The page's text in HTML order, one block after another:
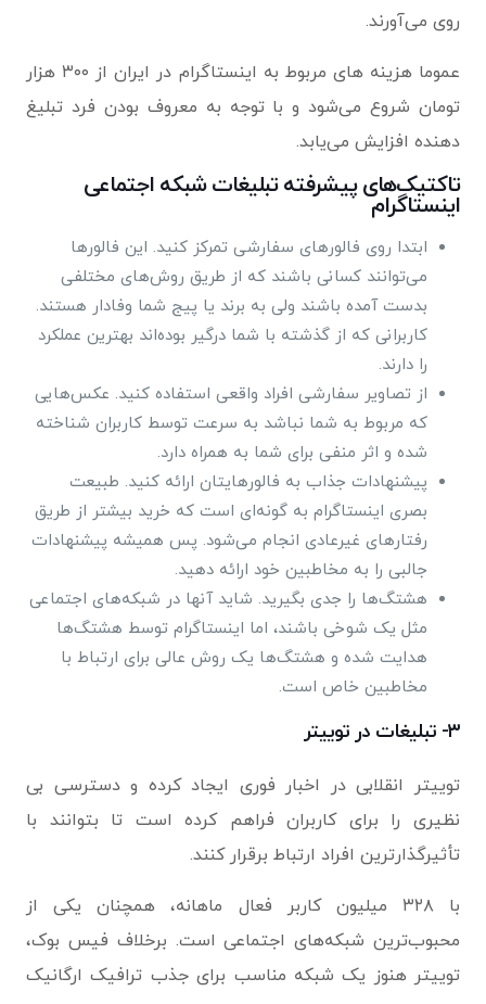
روی می‌آورند.
عموما هزینه های مربوط به اینستاگرام در ایران از ۳۰۰ هزار
تومان شروع می‌شود و با توجه به معروف بودن فرد تبلیغ
دهنده افزایش می‌یابد.
تاکتیک‌های پیشرفته تبلیغات شبکه اجتماعی
اینستاگرام
ابتدا روی فالورهای سفارشی تمرکز کنید. این فالورها
می‌توانند کسانی باشند که از طریق روش‌های مختلفی
بدست آمده باشند ولی به برند یا پیج شما وفادار هستند.
کاربرانی که از گذشته با شما درگیر بوده‌اند بهترین عملکرد
را دارند.
از تصاویر سفارشی افراد واقعی استفاده کنید. عکس‌هایی
که مربوط به شما نباشد به سرعت توسط کاربران شناخته
شده و اثر منفی برای شما به همراه دارد.
پیشنهادات جذاب به فالورهایتان ارائه کنید. طبیعت
بصری اینستاگرام به گونه‌ای است که خرید بیشتر از طریق
رفتارهای غیرعادی انجام می‌شود. پس همیشه پیشنهادات
جالبی را به مخاطبین خود ارائه دهید.
هشتگ‌ها را جدی بگیرید. شاید آنها در شبکه‌های اجتماعی
مثل یک شوخی باشند، اما اینستاگرام توسط هشتگ‌ها
هدایت شده و هشتگ‌ها یک روش عالی برای ارتباط با
مخاطبین خاص است.
۳- تبلیغات در توییتر
توییتر انقلابی در اخبار فوری ایجاد کرده و دسترسی بی
نظیری را برای کاربران فراهم کرده است تا بتوانند با
تأثیرگذارترین افراد ارتباط برقرار کنند.
با ۳۲۸ میلیون کاربر فعال ماهانه، همچنان یکی از
محبوب‌ترین شبکه‌های اجتماعی است. برخلاف فیس بوک،
توییتر هنوز یک شبکه مناسب برای جذب ترافیک ارگانیک